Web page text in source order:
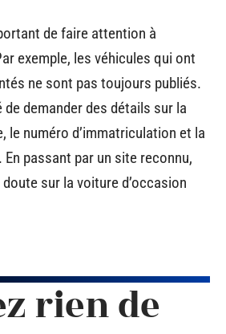
de faire attention à
exemple, les véhicules qui ont
ne sont pas toujours publiés.
demander des détails sur la
le numéro d’immatriculation et la
passant par un site reconnu,
doute sur la voiture d’occasion
rien de